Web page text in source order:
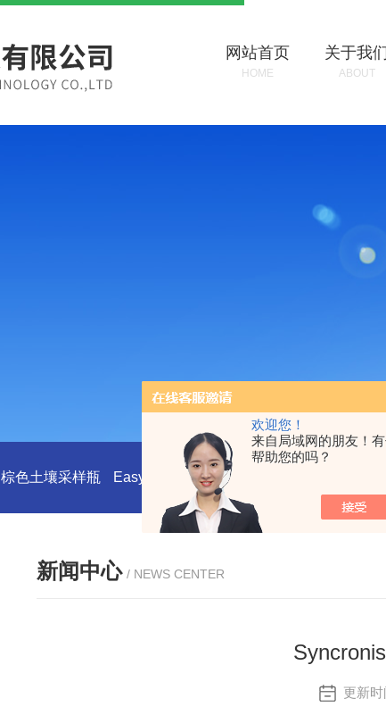
欢迎您！
来自局域网的朋友！
帮助您的吗？
网站首页
HOME
关于我们
ABOUT
棕色土壤采样瓶 EasyDraw Syringe®采样手柄与采样套筒
新闻中心 / NEWS CENTER
更新